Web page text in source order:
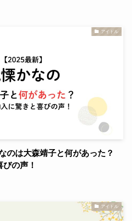
アイドル
のは大森靖子と何があった？
の声！
アイドル